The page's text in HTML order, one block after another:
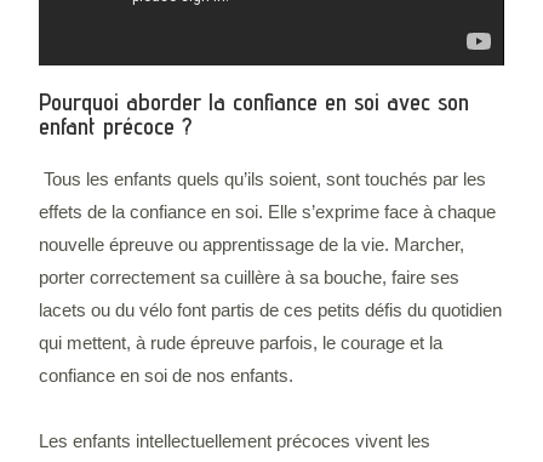
Pourquoi aborder la confiance en soi avec son
enfant précoce ?
Tous les enfants quels qu’ils soient, sont touchés par les
effets de la confiance en soi. Elle s’exprime face à chaque
nouvelle épreuve ou apprentissage de la vie. Marcher,
porter correctement sa cuillère à sa bouche, faire ses
lacets ou du vélo font partis de ces petits défis du quotidien
qui mettent, à rude épreuve parfois, le courage et la
confiance en soi de nos enfants.
Les enfants intellectuellement précoces vivent les